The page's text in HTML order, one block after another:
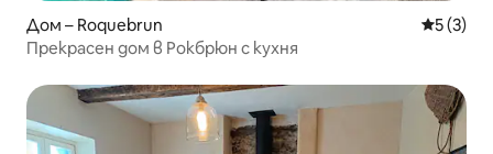
Дом – Roquebrun Средна
5 (3)
Прекрасен дом в Рокбрюн с кухня